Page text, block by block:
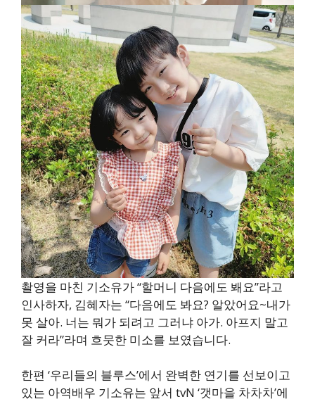
촬영을 마친 기소유가 “할머니 다음에도 봬요”라고
인사하자, 김혜자는 “다음에도 봐요? 알았어요~내가
못 살아. 너는 뭐가 되려고 그러냐 아가. 아프지 말고
잘 커라”라며 흐뭇한 미소를 보였습니다.
한편 ‘우리들의 블루스’에서 완벽한 연기를 선보이고
있는 아역배우 기소유는 앞서 tvN ‘갯마을 차차차’에